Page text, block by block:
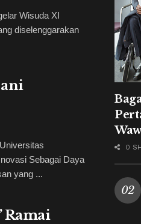
Wisuda XI
diselenggarakan
Sebagai Daya
yang ...
Ramai
0